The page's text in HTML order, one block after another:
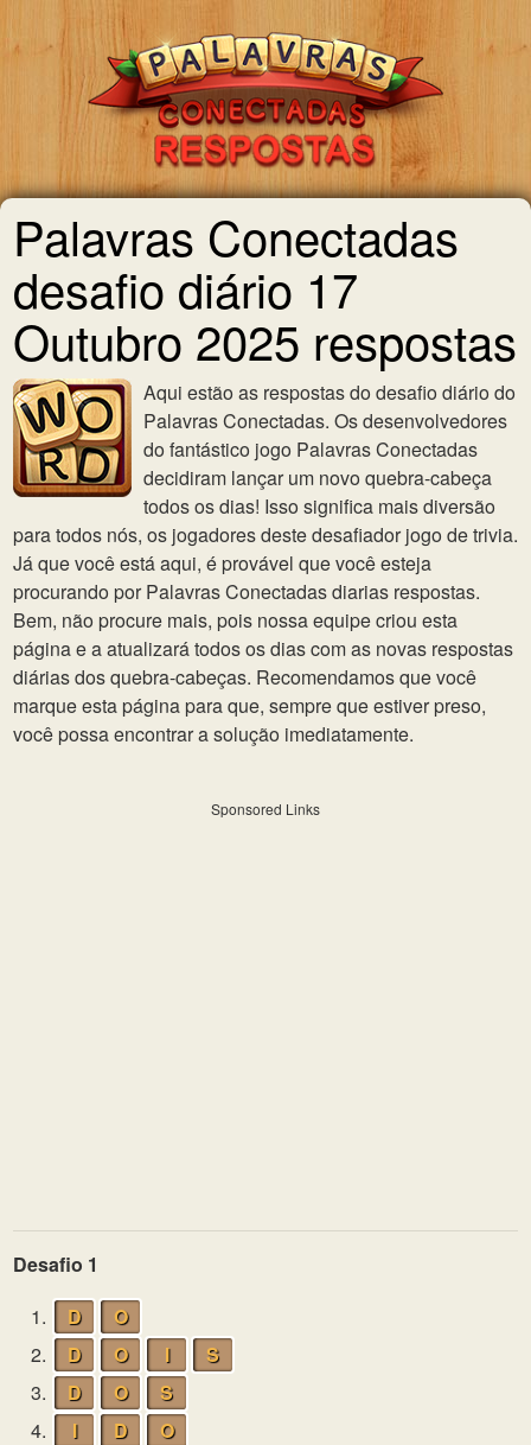
Palavras Conectadas
desafio diário 17
Outubro 2025 respostas
Aqui estão as respostas do desafio diário do
Palavras Conectadas. Os desenvolvedores
do fantástico jogo Palavras Conectadas
decidiram lançar um novo quebra-cabeça
todos os dias! Isso significa mais diversão
para todos nós, os jogadores deste desafiador jogo de trivia.
Já que você está aqui, é provável que você esteja
procurando por Palavras Conectadas diarias respostas.
Bem, não procure mais, pois nossa equipe criou esta
página e a atualizará todos os dias com as novas respostas
diárias dos quebra-cabeças. Recomendamos que você
marque esta página para que, sempre que estiver preso,
você possa encontrar a solução imediatamente.
Sponsored Links
Desafio 1
1.
D
O
2.
D O I
S
3.
D O
S
4.
I D
O